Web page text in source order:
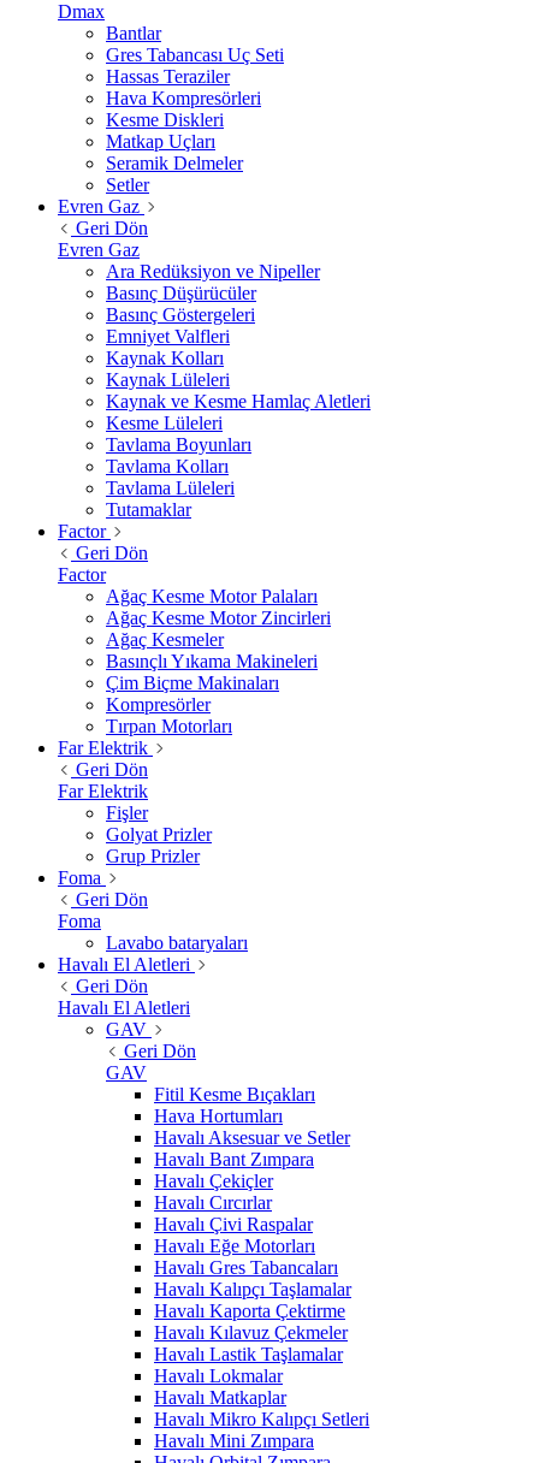
Dmax
Bantlar
Gres Tabancası Uç Seti
Hassas Teraziler
Hava Kompresörleri
Kesme Diskleri
Matkap Uçları
Seramik Delmeler
Setler
Evren Gaz
Geri Dön
Evren Gaz
Ara Redüksiyon ve Nipeller
Basınç Düşürücüler
Basınç Göstergeleri
Emniyet Valfleri
Kaynak Kolları
Kaynak Lüleleri
Kaynak ve Kesme Hamlaç Aletleri
Kesme Lüleleri
Tavlama Boyunları
Tavlama Kolları
Tavlama Lüleleri
Tutamaklar
Factor
Geri Dön
Factor
Ağaç Kesme Motor Palaları
Ağaç Kesme Motor Zincirleri
Ağaç Kesmeler
Basınçlı Yıkama Makineleri
Çim Biçme Makinaları
Kompresörler
Tırpan Motorları
Far Elektrik
Geri Dön
Far Elektrik
Fişler
Golyat Prizler
Grup Prizler
Foma
Geri Dön
Foma
Lavabo bataryaları
Havalı El Aletleri
Geri Dön
Havalı El Aletleri
GAV
Geri Dön
GAV
Fitil Kesme Bıçakları
Hava Hortumları
Havalı Aksesuar ve Setler
Havalı Bant Zımpara
Havalı Çekiçler
Havalı Cırcırlar
Havalı Çivi Raspalar
Havalı Eğe Motorları
Havalı Gres Tabancaları
Havalı Kalıpçı Taşlamalar
Havalı Kaporta Çektirme
Havalı Kılavuz Çekmeler
Havalı Lastik Taşlamalar
Havalı Lokmalar
Havalı Matkaplar
Havalı Mikro Kalıpçı Setleri
Havalı Mini Zımpara